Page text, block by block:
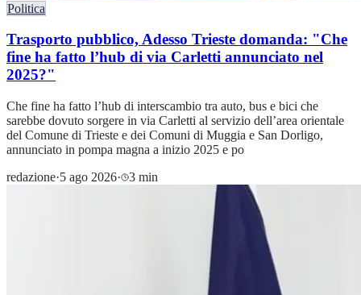
Politica
Trasporto pubblico, Adesso Trieste domanda: "Che
fine ha fatto l’hub di via Carletti annunciato nel
2025?"
Che fine ha fatto l’hub di interscambio tra auto, bus e bici che
sarebbe dovuto sorgere in via Carletti al servizio dell’area orientale
del Comune di Trieste e dei Comuni di Muggia e San Dorligo,
annunciato in pompa magna a inizio 2025 e po
redazione·5 ago 2026· 3 min